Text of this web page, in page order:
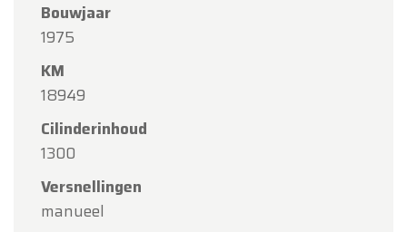
Bouwjaar
1975
KM
18949
Cilinderinhoud
1300
Versnellingen
manueel